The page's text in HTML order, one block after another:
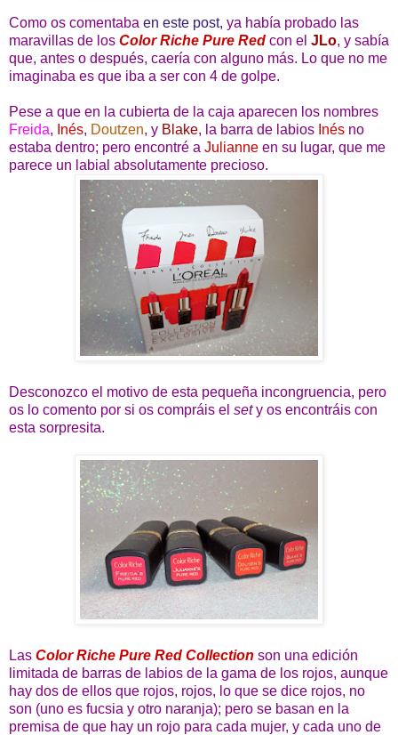
Como os comentaba en este post, ya había probado las
maravillas de los Color Riche Pure Red con el JLo, y sabía
que, antes o después, caería con alguno más. Lo que no me
imaginaba es que iba a ser con 4 de golpe.
Pese a que en la cubierta de la caja aparecen los nombres
Freida, Inés, Doutzen, y Blake, la barra de labios Inés no
estaba dentro; pero encontré a Julianne en su lugar, que me
parece un labial absolutamente precioso.
Desconozco el motivo de esta pequeña incongruencia, pero
os lo comento por si os compráis el sety os encontráis con
esta sorpresita.
Las Color Riche Pure Red Collection son una edición
limitada de barras de labios de la gama de los rojos, aunque
hay dos de ellos que rojos, rojos, lo que se dice rojos, no
son (uno es fucsia y otro naranja); pero se basan en la
premisa de que hay un rojo para cada mujer, y cada uno de